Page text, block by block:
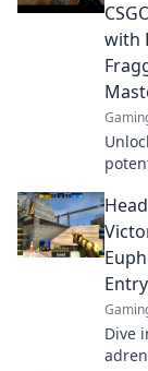
with
map!
Dive